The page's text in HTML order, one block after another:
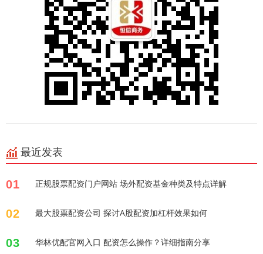
最近发表
01 正规股票配资门户网站 场外配资基金种类及特点详解
02 最大股票配资公司 探讨A股配资加杠杆效果如何
03 华林优配官网入口 配资怎么操作？详细指南分享